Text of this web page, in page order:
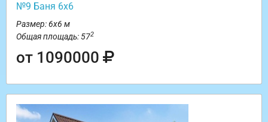
№9 Баня 6х6
Размер: 6х6 м
Общая площадь: 572
от 1090000